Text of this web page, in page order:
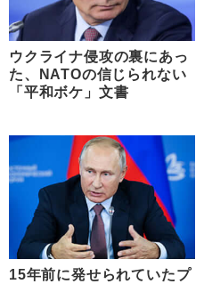
ウクライナ侵攻の裏にあっ
た、NATOの信じられない
「平和ボケ」文書
15年前に発せられていたプ